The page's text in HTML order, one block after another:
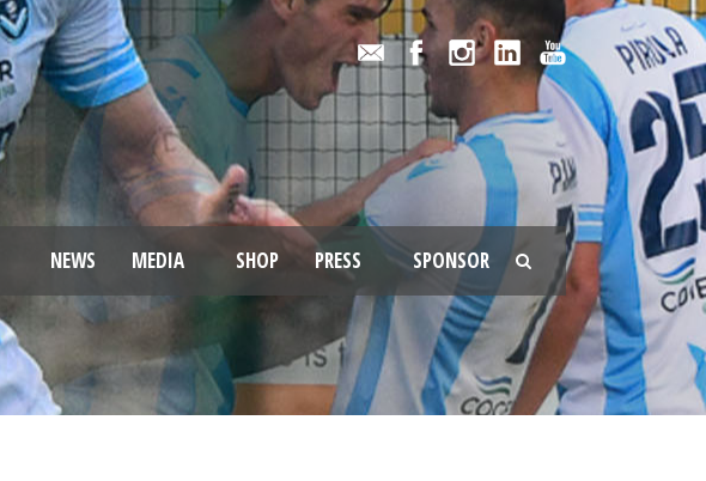
NEWS MEDIA SHOP PRESS SPONSOR